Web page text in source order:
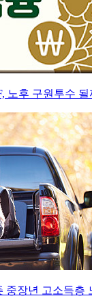
노후 구원투수 될
중장년 고소득층